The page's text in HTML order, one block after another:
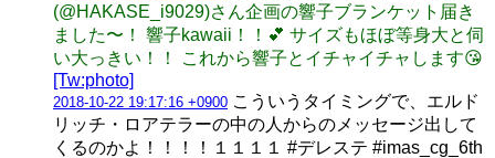
(@HAKASE_i9029)さん企画の響子ブランケット届き
ました〜！ 響子kawaii！！💕 サイズもほぼ等身大と伺
い大っきい！！ これから響子とイチャイチャします😘
[Tw:photo]
2018-10-22 19:17:16 +0900 こういうタイミングで、エルド
リッチ・ロアテラーの中の人からのメッセージ出して
くるのかよ！！！！１１１１ #デレステ #imas_cg_6th